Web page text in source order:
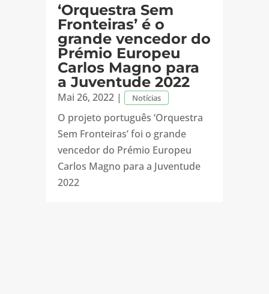
‘Orquestra Sem
Fronteiras’ é o
grande vencedor do
Prémio Europeu
Carlos Magno para
a Juventude 2022
Mai 26, 2022| Notícias
O projeto português ‘Orquestra
Sem Fronteiras’ foi o grande
vencedor do Prémio Europeu
Carlos Magno para a Juventude
2022